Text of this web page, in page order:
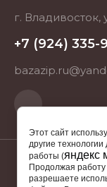
г. Владивосток,
+7 (924) 335-
2025
Этот сайт
другие
работы (яндекс
Продолжая
разрешаете